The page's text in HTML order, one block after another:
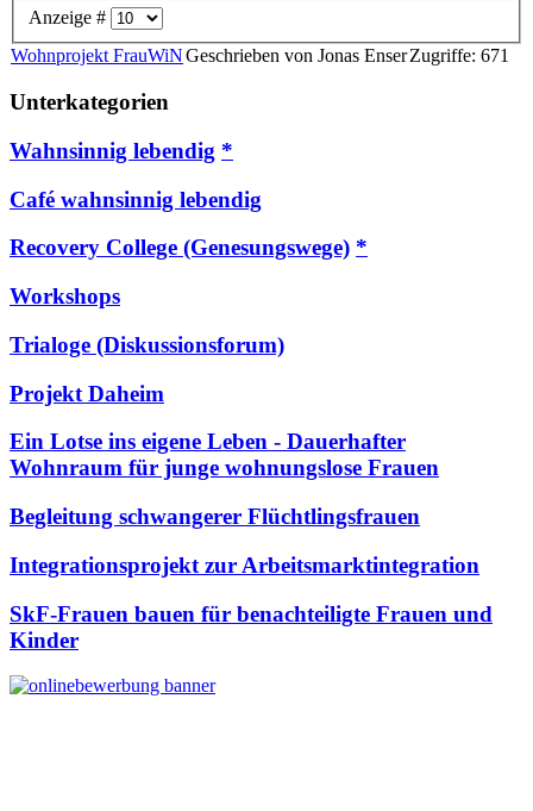
Anzeige #
Wohnprojekt FrauWiNGeschrieben von Jonas EnserZugriffe: 671
Unterkategorien
Wahnsinnig lebendig
Café wahnsinnig lebendig
Recovery College (Genesungswege)
Workshops
Trialoge (Diskussionsforum)
Projekt Daheim
Ein Lotse ins eigene Leben - Dauerhafter
Wohnraum für junge wohnungslose Frauen
Begleitung schwangerer Flüchtlingsfrauen
Integrationsprojekt zur Arbeitsmarktintegration
SkF-Frauen bauen für benachteiligte Frauen und
Kinder